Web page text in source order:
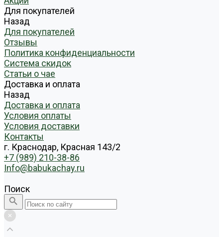
Для покупателей
Назад
Для покупателей
Отзывы
Политика конфиденциальности
Система скидок
Статьи о чае
Доставка и оплата
Назад
Доставка и оплата
Условия оплаты
Условия доставки
Контакты
г. Краснодар, Красная 143/2
+7 (989) 210-38-86
Info@babukachay.ru
Поиск